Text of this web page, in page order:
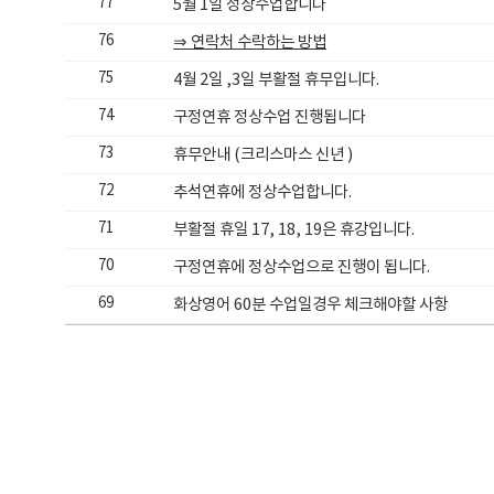
5월 1일 정상수업합니다
76 ⇒ 연락처 수락하는 방법
75 4월 2일 ,3일 부활절 휴무입니다.
74 구정연휴 정상수업 진행됩니다
73 휴무안내 (크리스마스 신년 )
72 추석연휴에 정상수업합니다.
71 부활절 휴일 17, 18, 19은 휴강입니다.
70 구정연휴에 정상수업으로 진행이 됩니다.
69 화상영어 60분 수업일경우 체크해야할 사항